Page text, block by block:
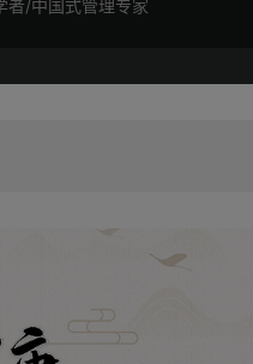
者/中国式管理专家